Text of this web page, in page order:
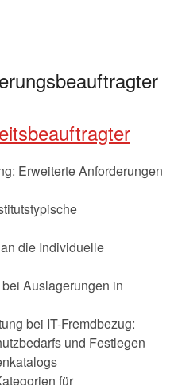
Erweiterte Anforderungen
die Individuelle
Auslagerungen in
bei IT-Fremdbezug:
und Festlegen
für